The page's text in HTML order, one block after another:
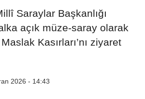
Saraylar Başkanlığı
açık müze-saray olarak
Kasırları’nı ziyaret
2026 - 14:43